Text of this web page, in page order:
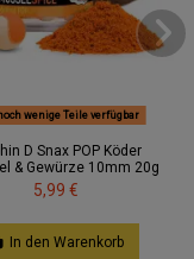
wenige Teile verfügbar
D Snax POP Köder
& Gewürze 10mm 20g
5,99 €
In den Warenkorb